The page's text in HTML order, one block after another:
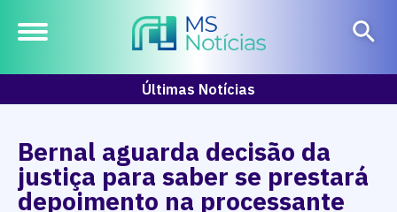
Últimas Notícias
Bernal aguarda decisão da
justiça para saber se prestará
depoimento na processante